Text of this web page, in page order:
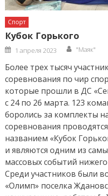
Спорт
Кубок Горького
Posted
on
1 апреля 2023 Author
"Маяк"
Более трех тысяч
соревнования по чир
которые прошли в ДС
с 24 по 26 марта. 123
боролись за комплекты
соревнования
названием «Кубок
и являются одним из
массовых событий
Среди участников были
«Олимп» поселка